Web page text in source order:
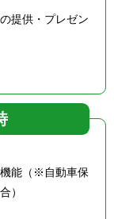
提供・プレゼン
能（※自動車保
）